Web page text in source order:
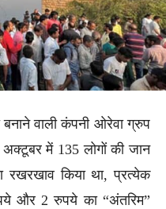
बनाने वाली कंपनी ओरेवा ग्रुप
अक्टूबर में 135 लोगों की जान
रखरखाव किया था, प्रत्येक
और 2 रुपये का “अंतरिम”